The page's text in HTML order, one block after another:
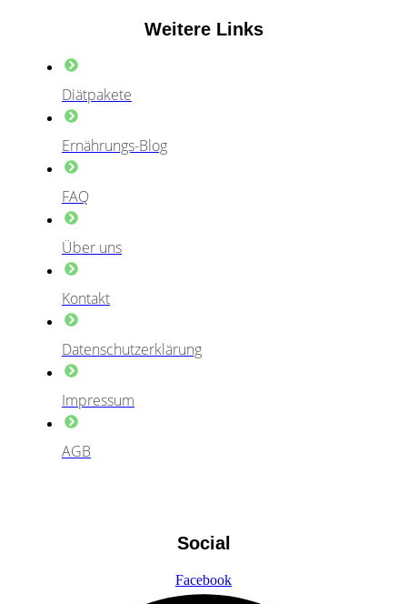
Weitere Links
Diätpakete
Ernährungs-Blog
FAQ
Über uns
Kontakt
Datenschutzerklärung
Impressum
AGB
Social
Facebook